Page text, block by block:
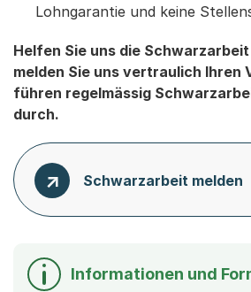
Lohngarantie und keine
Helfen Sie uns die
melden Sie uns vertraulich Ihren
führen regelmässig
durch.
Schwarzarbeit melden
Informationen und